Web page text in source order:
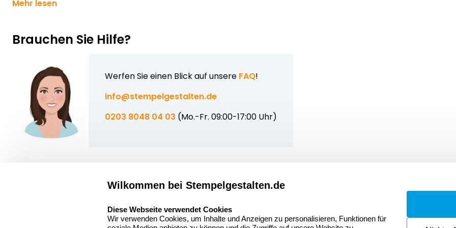
Mehr lesen
Brauchen Sie Hilfe?
Werfen Sie einen Blick auf unsere FAQ!
info@stempelgestalten.de
0203 8048 04 03 (Mo.-Fr. 09:00-17:00 Uhr)
Stempelgestalten.de
Über uns
Sitemap
Wilkommen bei Stempelgestalten.de
Diese Webseite verwendet Cookies
Wir verwenden Cookies, um Inhalte und Anzeigen zu personalisieren, Funktionen für